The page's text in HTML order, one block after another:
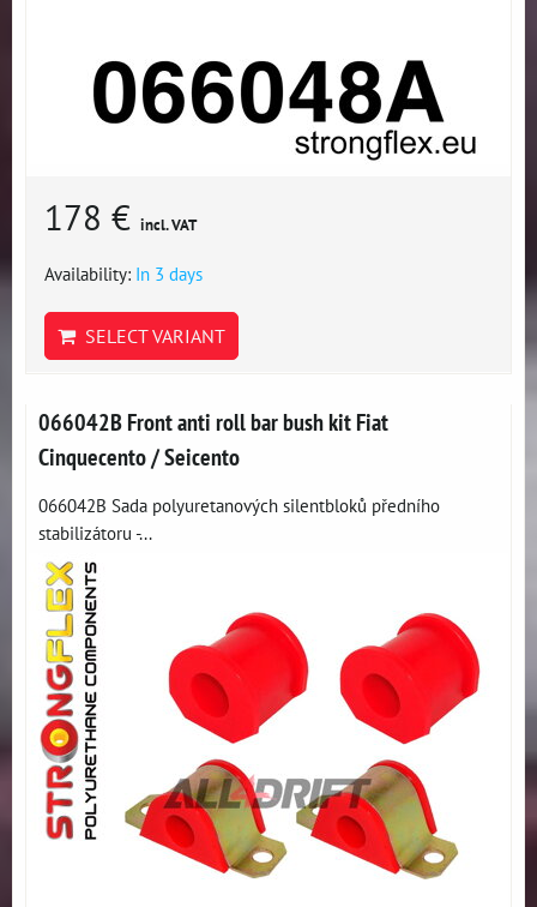
178 € incl. VAT
Availability: In 3 days
SELECT VARIANT
066042B Front anti roll bar bush kit Fiat
Cinquecento / Seicento
066042B Sada polyuretanových silentbloků předního
stabilizátoru -...